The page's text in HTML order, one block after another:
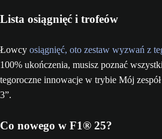
Lista osiągnięć i trofeów
Łowcy osiągnięć, oto zestaw wyzwań z
100% ukończenia, musisz poznać
tegoroczne innowacje w trybie Mój
3”.
Co nowego w F1® 25?